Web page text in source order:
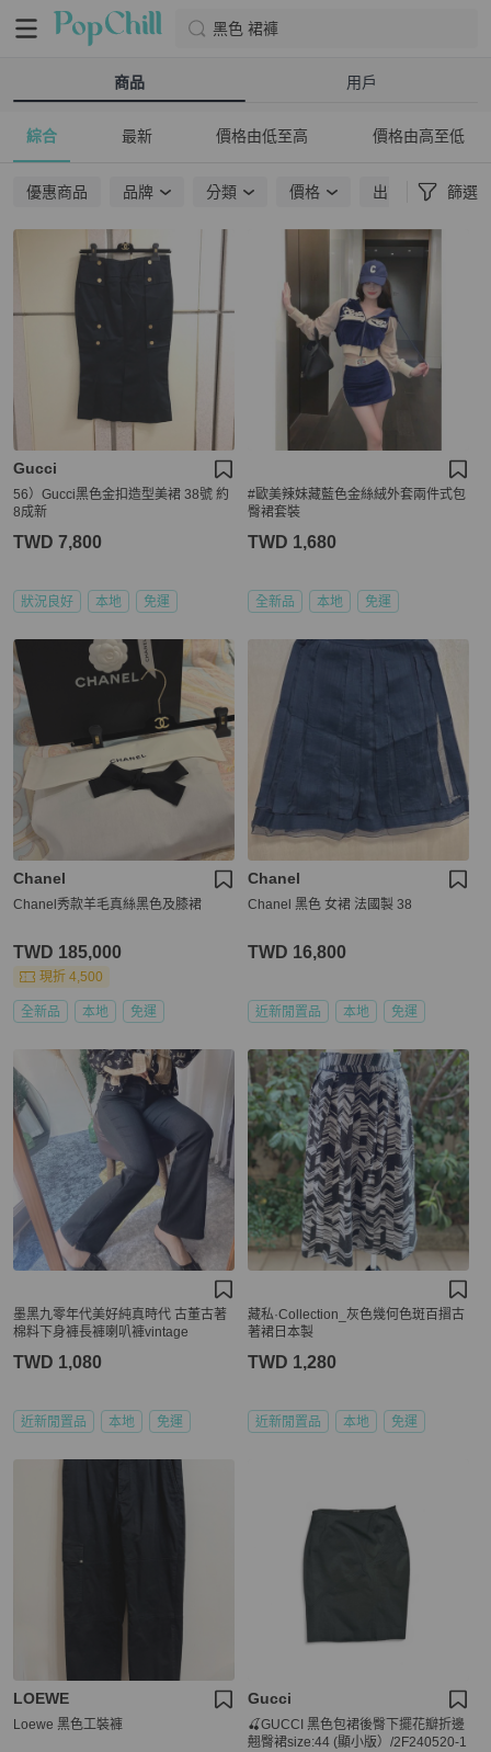
黑色 裙褲
商品 用戶
綜合 最新 價格由低至高 價格由高至低
優惠商品 品牌 分類 價格 出貨地點 篩選
Gucci
56）Gucci黑色金扣造型美裙 38號 約
8成新
TWD 7,800
狀況良好 本地 免運
#歐美辣妹藏藍色金絲絨外套兩件式包
臀裙套裝
TWD 1,680
全新品 本地 免運
Chanel
Chanel秀款羊毛真絲黑色及膝裙
TWD 185,000
現折 4,500
全新品 本地 免運
Chanel
Chanel 黑色 女裙 法國製 38
TWD 16,800
近新閒置品 本地 免運
墨黑九零年代美好純真時代 古董古著
棉料下身褲長褲喇叭褲vintage
TWD 1,080
近新閒置品 本地 免運
藏私·Collection_灰色幾何色斑百摺古
著裙日本製
TWD 1,280
近新閒置品 本地 免運
LOEWE
Loewe 黑色工裝褲
Gucci
🍒GUCCI 黑色包裙後臀下擺花瓣折邊
翹臀裙size:44 (顯小版）/2F240520-1